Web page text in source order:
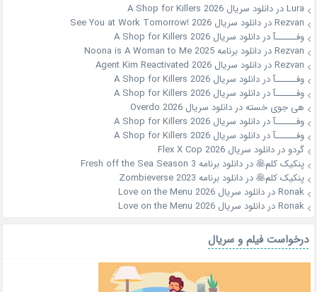
Luraدردانلود سریال A Shop for Killers 2026
Rezvanدردانلود سریال See You at Work Tomorrow! 2026
وفــــــآدردانلود سریال A Shop for Killers 2026
Rezvanدردانلود برنامه Noona is A Woman to Me 2025
Rezvanدردانلود سریال Agent Kim Reactivated 2026
وفــــــآدردانلود سریال A Shop for Killers 2026
وفــــــآدردانلود سریال A Shop for Killers 2026
هی جوی خستهدردانلود سریال Overdo 2026
وفــــــآدردانلود سریال A Shop for Killers 2026
وفــــــآدردانلود سریال A Shop for Killers 2026
گردو دردانلود سریال Flex X Cop 2026
پنکیک کلم🥞دردانلود برنامه Fresh off the Sea Season 3
پنکیک کلم🥞دردانلود برنامه Zombieverse 2023
Ronakدردانلود سریال Love on the Menu 2026
Ronakدردانلود سریال Love on the Menu 2026
درخواست فیلم و سریال